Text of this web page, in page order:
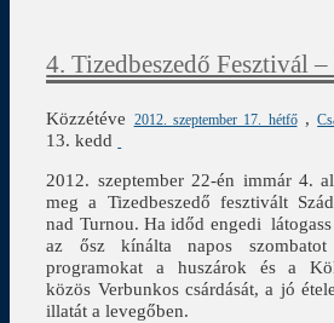
4. Tizedbeszedő Fesztivál
Közzétéve 2012. szeptember 17. hétfő ,
13. kedd
2012. szeptember 22-én immár 4.
meg a Tizedbeszedő fesztivált
nad Turnou. Ha időd engedi
az ősz kínálta napos
programokat a huszárok és a
közös Verbunkos csárdását, a jó
illatát a levegőben.